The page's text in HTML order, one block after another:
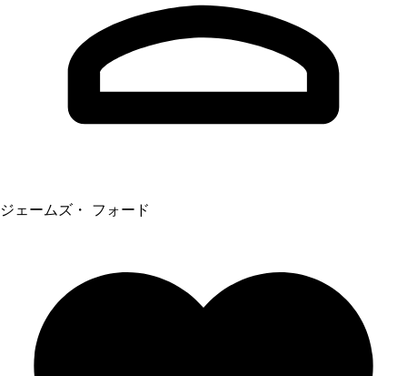
ジェームズ・ フォード